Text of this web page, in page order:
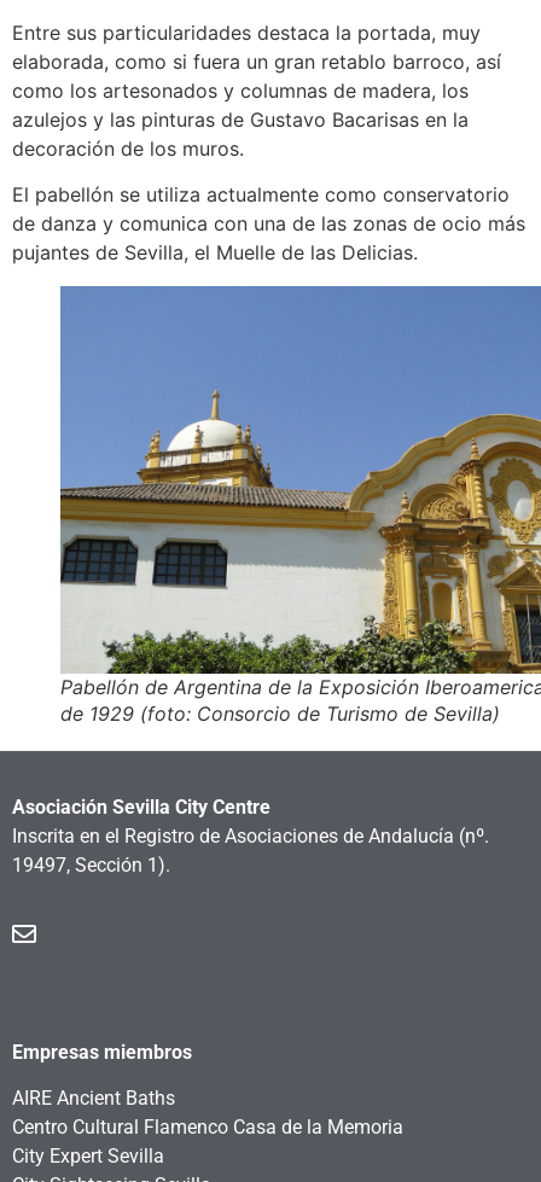
Entre sus particularidades destaca la portada, muy
elaborada, como si fuera un gran retablo barroco, así
como los artesonados y columnas de madera, los
azulejos y las pinturas de Gustavo Bacarisas en la
decoración de los muros.
El pabellón se utiliza actualmente como conservatorio
de danza y comunica con una de las zonas de ocio más
pujantes de Sevilla, el Muelle de las Delicias.
Pabellón de Argentina de la Exposición
de 1929 (foto: Consorcio de Turismo de Sevilla)
Asociación Sevilla City Centre
Inscrita en el Registro de Asociaciones de Andalucía (nº.
19497, Sección 1).
Empresas miembros
AIRE Ancient Baths
Centro Cultural Flamenco Casa de la Memoria
City Expert Sevilla